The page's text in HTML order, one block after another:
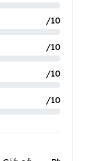
/10
/10
/10
/10